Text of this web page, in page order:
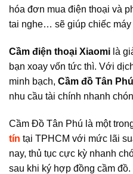
hóa đơn mua điện thoại và
tai nghe… sẽ giúp chiếc
Cầm điện thoại Xiaomi là
bạn xoay vốn tức thì. Với
minh bạch, Cầm đồ Tân Phú
nhu cầu tài chính nhanh
Cầm Đồ Tân Phú là một
tín tại TPHCM với mức lãi
nay, thủ tục cực kỳ nhanh
sau khi ký hợp đồng cầm